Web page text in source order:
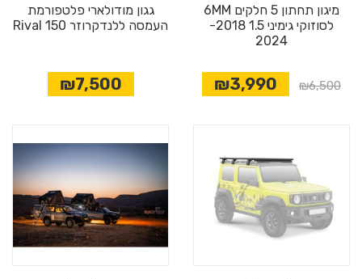
מיגון תחתון 5 חלקים 6MM
לסוזוקי גימיני 1.5 2018-
2024
₪6,500
₪3,990
גגון מודולארי פלטפורמת
העמסה ללנדקרוזר 150 Rival
₪7,500